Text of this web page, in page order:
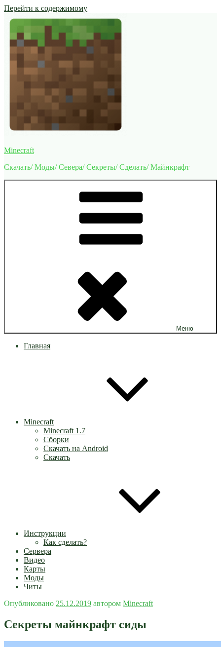
Перейти к содержимому
Minecraft
Скачать/ Моды/ Севера/ Секреты/ Сделать/ Майнкрафт
Меню
Главная
Minecraft
Minecraft 1.7
Сборки
Скачать на Android
Скачать
Инструкции
Как сделать?
Сервера
Видео
Карты
Моды
Читы
Опубликовано 25.12.2019 автором Minecraft
Секреты майнкрафт сиды